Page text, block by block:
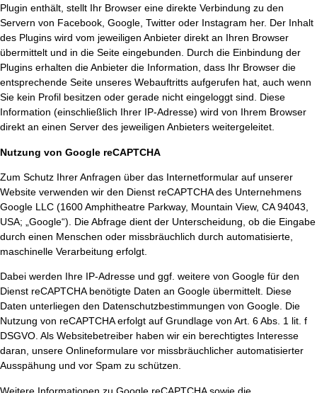
Plugin enthält, stellt Ihr Browser eine direkte Verbindung zu den
Servern von Facebook, Google, Twitter oder Instagram her. Der Inhalt
des Plugins wird vom jeweiligen Anbieter direkt an Ihren Browser
übermittelt und in die Seite eingebunden. Durch die Einbindung der
Plugins erhalten die Anbieter die Information, dass Ihr Browser die
entsprechende Seite unseres Webauftritts aufgerufen hat, auch wenn
Sie kein Profil besitzen oder gerade nicht eingeloggt sind. Diese
Information (einschließlich Ihrer IP-Adresse) wird von Ihrem Browser
direkt an einen Server des jeweiligen Anbieters weitergeleitet.
Nutzung von Google reCAPTCHA
Zum Schutz Ihrer Anfragen über das Internetformular auf unserer
Website verwenden wir den Dienst reCAPTCHA des Unternehmens
Google LLC (1600 Amphitheatre Parkway, Mountain View, CA 94043,
USA; „Google“). Die Abfrage dient der Unterscheidung, ob die Eingabe
durch einen Menschen oder missbräuchlich durch automatisierte,
maschinelle Verarbeitung erfolgt.
Dabei werden Ihre IP-Adresse und ggf. weitere von Google für den
Dienst reCAPTCHA benötigte Daten an Google übermittelt. Diese
Daten unterliegen den Datenschutzbestimmungen von Google. Die
Nutzung von reCAPTCHA erfolgt auf Grundlage von Art. 6 Abs. 1 lit. f
DSGVO. Als Websitebetreiber haben wir ein berechtigtes Interesse
daran, unsere Onlineformulare vor missbräuchlicher automatisierter
Ausspähung und vor Spam zu schützen.
Weitere Informationen zu Google reCAPTCHA sowie die